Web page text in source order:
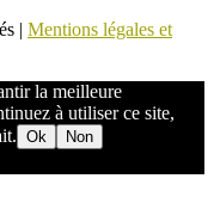
| Mentions légales et
la meilleure
à utiliser ce site,
Ok
Non